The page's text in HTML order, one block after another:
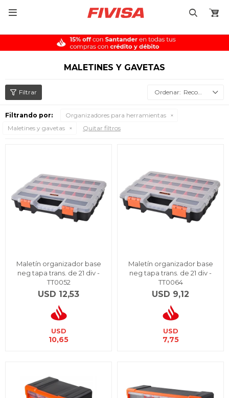

MALETINES Y GAVETAS
Recomendados
Filtrando por:
Organizadores para herramientas
Maletines y gavetas
Quitar filtros
Maletín organizador base
neg tapa trans. de 21 div -
TT0052
USD 12,53
USD
10,65
Maletín organizador base
neg tapa trans. de 21 div -
TT0064
USD 9,12
USD
7,75